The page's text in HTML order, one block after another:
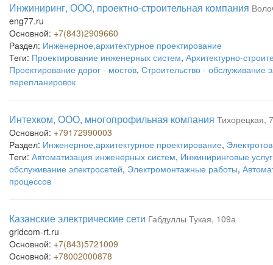
Инжиниринг, ООО, проектно-строительная компания
eng77.ru
Основной: +7(843)2909660
Раздел: Инженерное,архитектурное проектирование
Теги: Проектирование инженерных систем, Архитектурно-
Проектирование дорог - мостов, Строительство - обслуживание
перепланировок
Интехком, ООО, многопрофильная компания Тихорецкая, 7
Основной: +79172990003
Раздел: Инженерное,архитектурное проектирование,
Теги: Автоматизация инженерных систем, Инжиниринговые
обслуживание электросетей, Электромонтажные работы,
процессов
Казанские электрические сети Габдуллы Тукая, 109а
gridcom-rt.ru
Основной: +7(843)5721009
Основной: +78002000878